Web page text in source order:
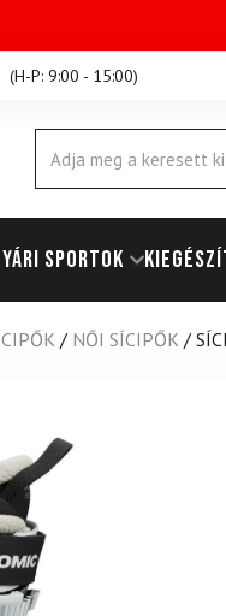
(H-P: 9:00 - 15:00)
Products
search
SPORTOK
/ NŐI SÍCIPŐK /